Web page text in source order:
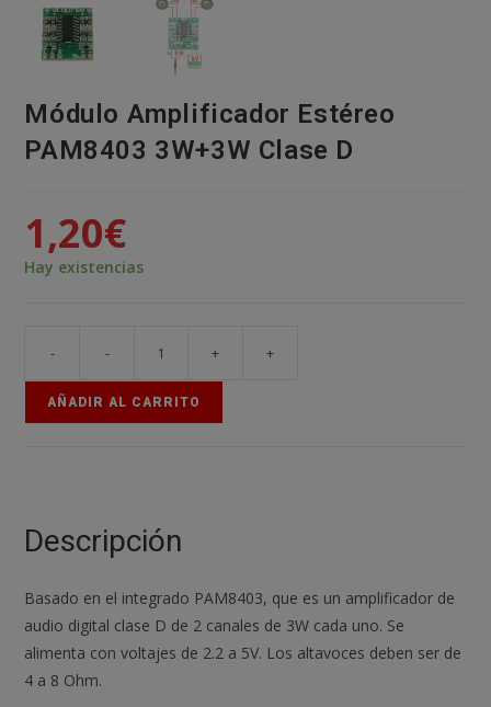
Módulo Amplificador Estéreo
PAM8403 3W+3W Clase D
1,20€
Hay existencias
- - + +
AÑADIR AL CARRITO
Descripción
Basado en el integrado PAM8403, que es un amplificador de
audio digital clase D de 2 canales de 3W cada uno. Se
alimenta con voltajes de 2.2 a 5V. Los altavoces deben ser de
4 a 8 Ohm.